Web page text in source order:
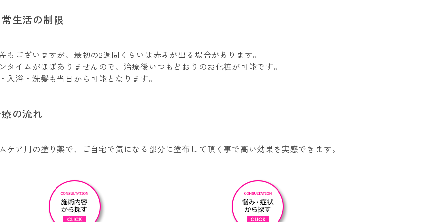
生活の制限
もございますが、最初の2週間くらいは赤みが出る場合があります。
タイムがほぼありませんので、治療後いつもどおりのお化粧が可能です。
入浴・洗髪も当日から可能となります。
の流れ
ケア用の塗り薬で、ご自宅で気になる部分に塗布して頂く事で高い効果を実感できます。